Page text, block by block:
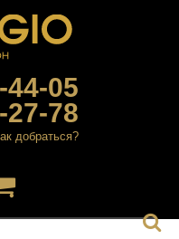
44-05
27-78
добраться?